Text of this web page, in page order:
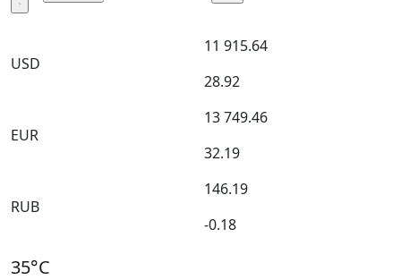
USD
11 915.64
28.92
EUR
13 749.46
32.19
RUB
146.19
-0.18
35°C